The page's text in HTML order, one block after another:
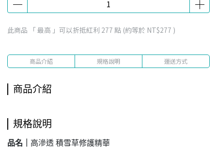
此商品 「 最高 」可以折抵紅利 277 點 (約等於 NT$277 )
商品介紹 規格說明 運送方式
商品介紹
規格說明
品名｜ 高滲透 積雪草修護精華